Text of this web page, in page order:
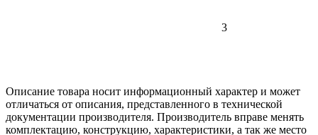
3
Описание товара носит информационный характер и может
отличаться от описания, представленного в технической
документации производителя. Производитель вправе менять
комплектацию, конструкцию, характеристики, а так же место